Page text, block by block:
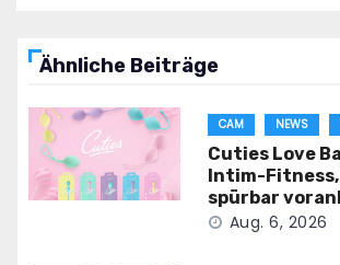
Ähnliche Beiträge
CAM NEWS
Cuties Love
Intim-Fitness,
spürbar
Aug. 6, 2026